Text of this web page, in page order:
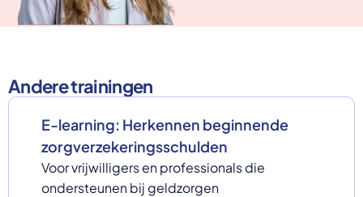
Andere trainingen
E-learning: Herkennen beginnende
zorgverzekeringsschulden
Voor vrijwilligers en professionals die
ondersteunen bij geldzorgen